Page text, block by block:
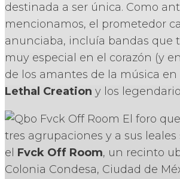
destinada a ser única. Como
mencionamos, el prometedor
anunciaba, incluía bandas que
muy especial en el corazón (y
de los amantes de la música en
Lethal Creation y los
El foro
tres agrupaciones y a sus
el Fvck Off Room, un recinto
Colonia Condesa, Ciudad de